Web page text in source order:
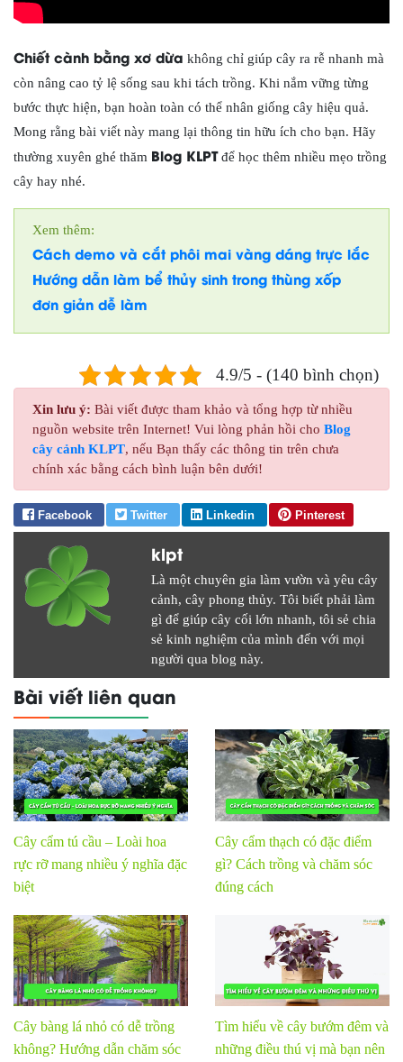
Chiết cành bằng xơ dừa không chỉ giúp cây ra rễ nhanh mà
còn nâng cao tỷ lệ sống sau khi tách trồng. Khi nắm vững từng
bước thực hiện, bạn hoàn toàn có thể nhân giống cây hiệu quả.
Mong rằng bài viết này mang lại thông tin hữu ích cho bạn. Hãy
thường xuyên ghé thăm Blog KLPTđể học thêm nhiều mẹo trồng
cây hay nhé.
Xem thêm:
Cách demo và cắt phôi mai vàng dáng trực lắc
Hướng dẫn làm bể thủy sinh trong thùng xốp
đơn giản dễ làm
4.9/5 - (140 bình chọn)
Xin lưu ý: Bài viết được tham khảo và tổng hợp từ nhiều
nguồn website trên Internet! Vui lòng phản hồi cho Blog
cây cảnh KLPT, nếu Bạn thấy các thông tin trên chưa
chính xác bằng cách bình luận bên dưới!
Facebook Twitter Linkedin Pinterest
klpt
Là một chuyên gia làm vườn và yêu cây
cảnh, cây phong thủy. Tôi biết phải làm
gì để giúp cây cối lớn nhanh, tôi sẻ chia
sẻ kinh nghiệm của mình đến với mọi
người qua blog này.
Bài viết liên quan
Cây cẩm tú cầu – Loài hoa
rực rỡ mang nhiều ý nghĩa đặc
biệt
Cây cẩm thạch có đặc điểm
gì? Cách trồng và chăm sóc
đúng cách
Cây bàng lá nhỏ có dễ trồng
không? Hướng dẫn chăm sóc
Tìm hiểu về cây bướm đêm và
những điều thú vị mà bạn nên